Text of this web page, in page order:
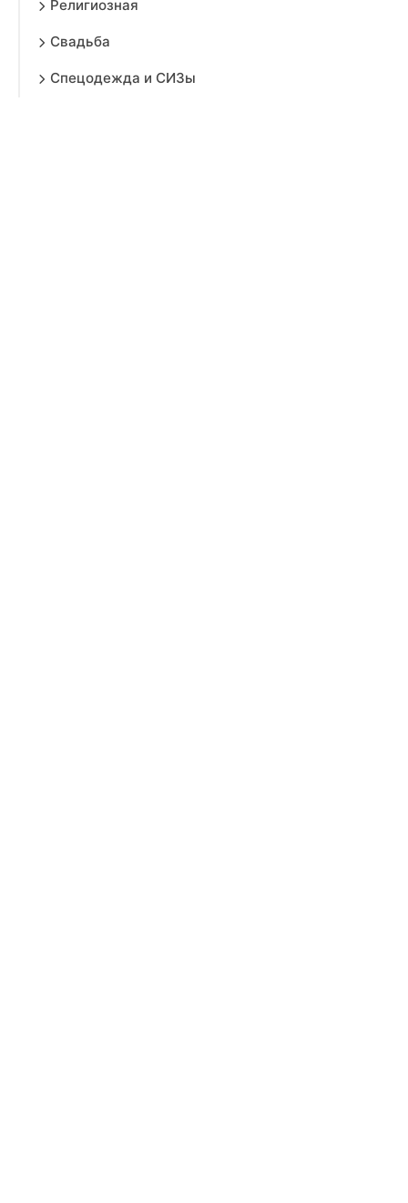
Религиозная
Свадьба
Спецодежда и СИЗы